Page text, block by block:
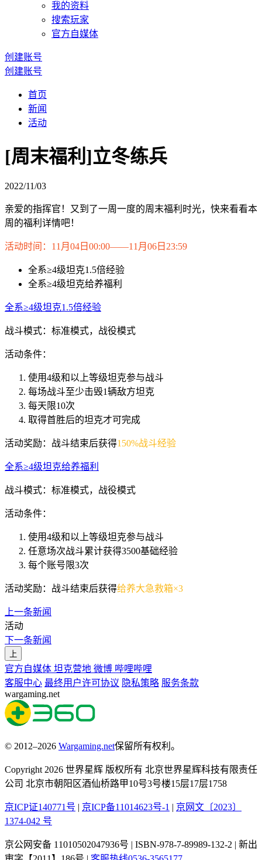
我的资料
搜索玩家
官方自媒体
创建账号
创建账号
首页
新闻
活动
[周末福利]立冬练兵
2022/11/03
亲爱的指挥官！又到了一周一度的周末福利时光，快来看看本
周的福利详情吧！
活动时间：11月04日00:00——11月06日23:59
全系≥4级坦克1.5倍经验
全系≥4级坦克给养福利
全系≥4级坦克1.5倍经验
战斗模式：标准模式，战役模式
活动条件：
使用4级和以上等级坦克参与战斗
每场战斗至少击毁1辆敌方坦克
每天限10次
取得首胜后的坦克才可完成
活动奖励：战斗结束后获得150%战斗经验
全系≥4级坦克给养福利
战斗模式：标准模式，战役模式
活动条件：
使用4级和以上等级坦克参与战斗
任意场次战斗累计获得3500基础经验
每个账号限3次
活动奖励：战斗结束后获得给养大急救箱×3
上一条新闻
活动
下一条新闻
上
官方自媒体 坦克营地 微博 哔哩哔哩
客服中心 最终用户许可协议 隐私策略 服务条款
wargaming.net
© 2012–2026 Wargaming.net保留所有权利。
Copyright 2026 世界星辉 版权所有 北京世界星辉科技有限责任
公司 北京市朝阳区酒仙桥路甲10号3号楼15层17层1758
京ICP证140771号 | 京ICP备11014623号-1 | 京网文〔2023〕
1374-042 号
京公网安备 11010502047936号 | ISBN-978-7-89989-132-2 | 新出